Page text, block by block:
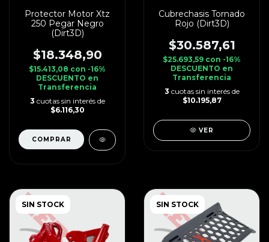
Protector Motor Xtz
250 Pegar Negro
(Dirt3D)
$18.348,90
$15.413,08 con -16%
DESCUENTO en
Transferencia
3 cuotas sin interés de
$6.116,30
Cubrechasis Tornado
Rojo (Dirt3D)
$30.587,61
$25.693,59 con -16%
DESCUENTO en
Transferencia
3 cuotas sin interés de
$10.195,87
VER
SIN STOCK SIN STOCK